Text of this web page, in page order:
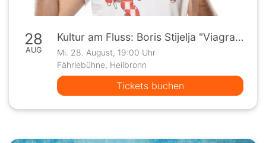
28
AUG
Kultur am Fluss: Boris Stijelja "Viagra hält die Blumen frisch"
Mi. 28. August, 19:00 Uhr
Fährlebühne, Heilbronn
Tickets buchen